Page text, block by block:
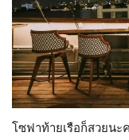
โซฟาท้ายเรือก็สวยนะ